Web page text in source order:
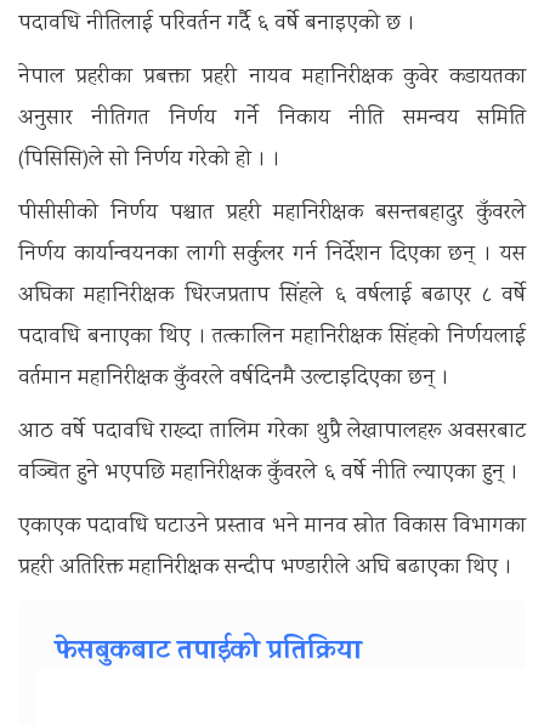
पदावधि नीतिलाई परिवर्तन गर्दै ६ वर्षे बनाइएको छ ।
नेपाल प्रहरीका प्रबक्ता प्रहरी नायव महानिरीक्षक कुवेर कडायतका
अनुसार नीतिगत निर्णय गर्ने निकाय नीति समन्वय समिति
(पिसिसि)ले सो निर्णय गरेको हो । ।
पीसीसीको निर्णय पश्चात प्रहरी महानिरीक्षक बसन्तबहादुर कुँवरले
निर्णय कार्यान्वयनका लागी सर्कुलर गर्न निर्देशन दिएका छन् । यस
अघिका महानिरीक्षक धिरजप्रताप सिंहले ६ वर्षलाई बढाएर ८ वर्षे
पदावधि बनाएका थिए । तत्कालिन महानिरीक्षक सिंहको निर्णयलाई
वर्तमान महानिरीक्षक कुँवरले वर्षदिनमै उल्टाइदिएका छन् ।
आठ वर्षे पदावधि राख्दा तालिम गरेका थुप्रै लेखापालहरू अवसरबाट
वञ्चित हुने भएपछि महानिरीक्षक कुँवरले ६ वर्षे नीति ल्याएका हुन् ।
एकाएक पदावधि घटाउने प्रस्ताव भने मानव स्रोत विकास विभागका
प्रहरी अतिरिक्त महानिरीक्षक सन्दीप भण्डारीले अघि बढाएका थिए ।
फेसबुकबाट तपाईको प्रतिक्रिया